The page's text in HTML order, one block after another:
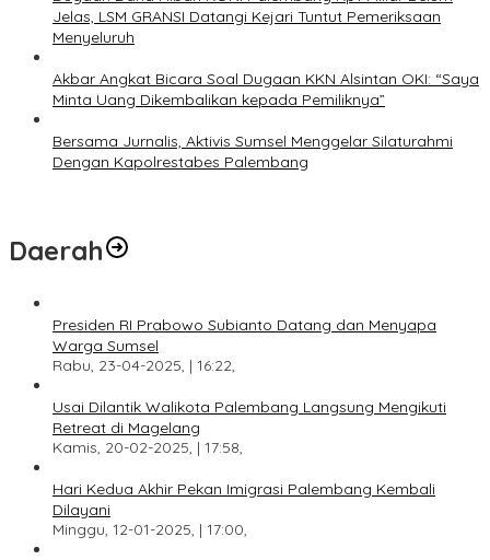
Jelas, LSM GRANSI Datangi Kejari Tuntut Pemeriksaan
Menyeluruh
Akbar Angkat Bicara Soal Dugaan KKN Alsintan OKI: “Saya
Minta Uang Dikembalikan kepada Pemiliknya”
Bersama Jurnalis, Aktivis Sumsel Menggelar Silaturahmi
Dengan Kapolrestabes Palembang
Daerah
Presiden RI Prabowo Subianto Datang dan Menyapa
Warga Sumsel
Rabu, 23-04-2025, | 16:22,
Usai Dilantik Walikota Palembang Langsung Mengikuti
Retreat di Magelang
Kamis, 20-02-2025, | 17:58,
Hari Kedua Akhir Pekan Imigrasi Palembang Kembali
Dilayani
Minggu, 12-01-2025, | 17:00,